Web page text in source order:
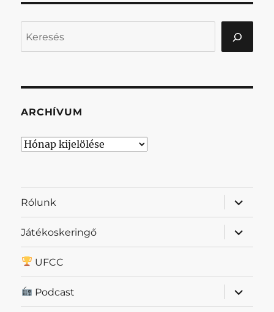
ARCHÍVUM
Archívum
Rólunk
almenü
Játékoskeringő
almenü
UFCC
Podcast
almenü